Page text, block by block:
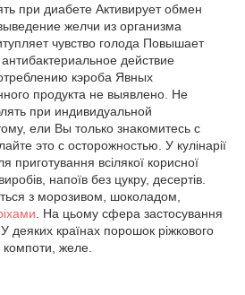
при диабете Активирует обмен
желчи из организма
чувство голода Повышает
действие
кэроба Явных
продукта не выявлено. Не
при индивидуальной
ели Вы только знакомитесь с
это с осторожностью. У кулінарії
приготування всілякої корисної
напоїв без цукру, десертів.
з морозивом, шоколадом,
. На цьому сфера застосування
деяких країнах порошок ріжкового
желе.